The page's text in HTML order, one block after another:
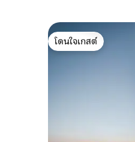
โดนใจเกสต์
โดนใจเกสต์